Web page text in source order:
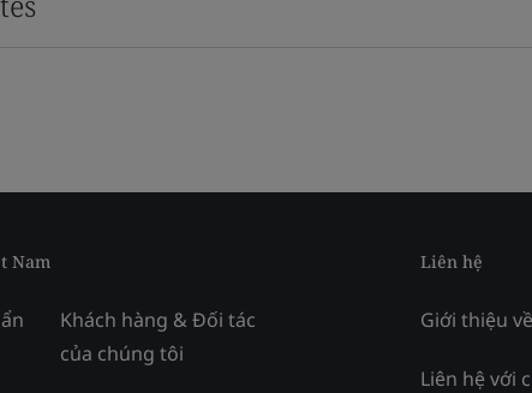
Nam
Khách hàng & Đối tác
của chúng tôi
Liên hệ
Giới thiệu
Liên hệ với